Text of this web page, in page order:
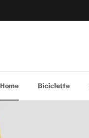
Home Biciclette